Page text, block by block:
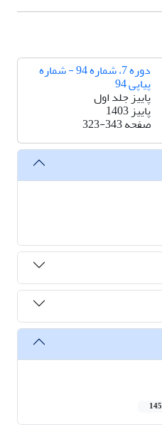
دوره 7، شماره 94 - شماره
پیاپی 94
پاییز جلد اول
پاییز 1403
صفحه323-343
145